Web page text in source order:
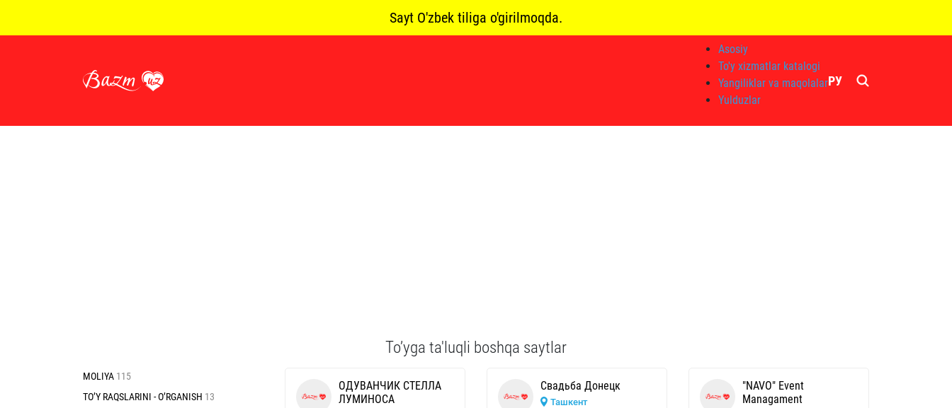
Sayt O'zbek tiliga o'girilmoqda.
Asosiy
To'y xizmatlar katalogi
Yangiliklar va maqolalar
Yulduzlar
РУ
To’yga ta'luqli boshqa saytlar
MOLIYA 115
TO’Y RAQSLARINI - O’RGANISH 13
ОДУВАНЧИК СТЕЛЛА
ЛУМИНОСА
Свадьба Донецк
Ташкент
"NAVO" Event
Managament